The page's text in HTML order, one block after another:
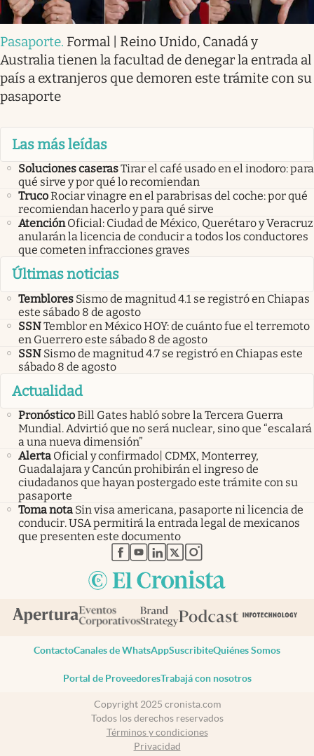
Pasaporte. Formal | Reino Unido, Canadá y
Australia tienen la facultad de denegar la entrada al
país a extranjeros que demoren este trámite con su
pasaporte
Las más leídas
Soluciones caserasTirar el café usado en el inodoro: para
qué sirve y por qué lo recomiendan
TrucoRociar vinagre en el parabrisas del coche: por qué
recomiendan hacerlo y para qué sirve
Atención Oficial: Ciudad de México, Querétaro y Veracruz
anularán la licencia de conducir a todos los conductores
que cometen infracciones graves
Últimas noticias
Temblores Sismo de magnitud 4.1 se registró en Chiapas
este sábado 8 de agosto
SSNTemblor en México HOY: de cuánto fue el terremoto
en Guerrero este sábado 8 de agosto
SSN Sismo de magnitud 4.7 se registró en Chiapas este
sábado 8 de agosto
Actualidad
PronósticoBill Gates habló sobre la Tercera Guerra
Mundial. Advirtió que no será nuclear, sino que “escalará
a una nueva dimensión”
Alerta Oficial y confirmado| CDMX, Monterrey,
Guadalajara y Cancún prohibirán el ingreso de
ciudadanos que hayan postergado este trámite con su
pasaporte
Toma nota Sin visa americana, pasaporte ni licencia de
conducir. USA permitirá la entrada legal de mexicanos
que presenten este documento
abre en nueva pestaña
abre en nueva pestaña
abre en nueva pestaña
abre en nueva pestaña
abre en nueva pestaña
ContactoCanales de WhatsAppSuscribiteQuiénes Somos
Portal de ProveedoresTrabajá con nosotros
Copyright 2025 cronista.com
Todos los derechos reservados
Términos y condiciones
Privacidad